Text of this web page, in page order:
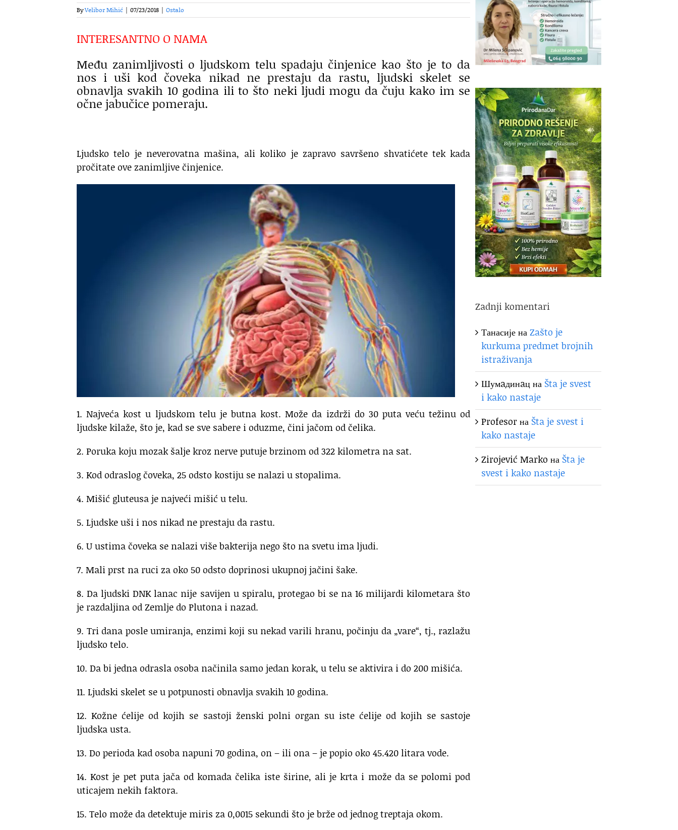
ByVelibor Mihić | 07/23/2018 | Ostalo
INTERESANTNO O NAMA
Među zanimljivosti o ljudskom telu spadaju činjenice kao što je to da
nos i uši kod čoveka nikad ne prestaju da rastu, ljudski skelet se
obnavlja svakih 10 godina ili to što neki ljudi mogu da čuju kako im se
očne jabučice pomeraju.
Ljudsko telo je neverovatna mašina, ali koliko je zapravo savršeno shvatićete tek kada
pročitate ove zanimljive činjenice.
1. Najveća kost u ljudskom telu je butna kost. Može da izdrži do 30 puta veću težinu od
ljudske kilaže, što je, kad se sve sabere i oduzme, čini jačom od čelika.
2. Poruka koju mozak šalje kroz nerve putuje brzinom od 322 kilometra na sat.
3. Kod odraslog čoveka, 25 odsto kostiju se nalazi u stopalima.
4. Mišić gluteusa je najveći mišić u telu.
5. Ljudske uši i nos nikad ne prestaju da rastu.
6. U ustima čoveka se nalazi više bakterija nego što na svetu ima ljudi.
7. Mali prst na ruci za oko 50 odsto doprinosi ukupnoj jačini šake.
8. Da ljudski DNK lanac nije savijen u spiralu, protegao bi se na 16 milijardi kilometara što
je razdaljina od Zemlje do Plutona i nazad.
9. Tri dana posle umiranja, enzimi koji su nekad varili hranu, počinju da „vare“, tj., razlažu
ljudsko telo.
10. Da bi jedna odrasla osoba načinila samo jedan korak, u telu se aktivira i do 200 mišića.
11. Ljudski skelet se u potpunosti obnavlja svakih 10 godina.
12. Kožne ćelije od kojih se sastoji ženski polni organ su iste ćelije od kojih se sastoje
ljudska usta.
13. Do perioda kad osoba napuni 70 godina, on – ili ona – je popio oko 45.420 litara vode.
14. Kost je pet puta jača od komada čelika iste širine, ali je krta i može da se polomi pod
uticajem nekih faktora.
15. Telo može da detektuje miris za 0,0015 sekundi što je brže od jednog treptaja okom.
Zadnji komentari
ТанасијенаZašto je
kurkuma predmet brojnih
istraživanja
Шумaдинaцна Šta je svest
i kako nastaje
Profesorна Šta je svest i
kako nastaje
Zirojević Marko на Šta je
svest i kako nastaje